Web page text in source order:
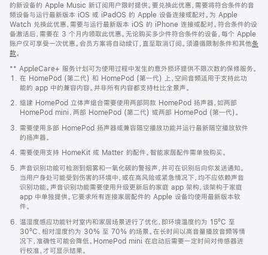
页
脚
的新设备的 Apple Music 新订阅用户限时提供。要兑换此优惠，需要将符合条件的音
频设备与运行最新版本 iOS 或 iPadOS 的 Apple 设备连接或配对。为 Apple
Watch 兑换此优惠，需要与运行最新版本 iOS 的 iPhone 连接或配对。符合条件的设
备激活后，需要在 3 个月内领取此优惠。无论购买多少件符合条件的设备，每个 Apple
账户仅可享受一次优惠。会员方案将自动续订，直至取消订阅。须遵循限制条件和其他条
款。
窗
口
中
打
开)
** AppleCare+ 服务计划可为使用过程中发生的意外损坏提供不限次数的保修服务。
在 HomePod (第二代) 和 HomePod (第一代) 上，空间音频适用于支持此功
能的 app 中的兼容内容。并非所有内容都支持杜比全景声。
组建 HomePod 立体声组合需要使用两部同款 HomePod 扬声器，如两部
HomePod mini、两部 HomePod (第二代) 或两部 HomePod (第一代)。
需要使用多部 HomePod 扬声器或兼容隔空播放功能并运行最新隔空播放软件
的扬声器。
需要使用支持 HomeKit 或 Matter 的配件。智能家居配件需单独购买。
声音识别功能可检测到烟雾和一氧化碳的警报声，并可在识别后向你发送通知。
当用户身处可能受到伤害的环境中，或在高风险或紧急情况下，均不应依赖声音
识别功能。声音识别功能需要使用升级更新后的家庭 app 架构，该架构于家庭
app 中单独提供。它要求所有连接家居配件的 Apple 设备均使用最新版本软
件。
温湿度感应功能针对室内和家居场景进行了优化，即环境温度约为 15ºC 至
30ºC、相对湿度约为 30% 至 70% 的场景。在长时间以高音量播放音频等情
况下，准确性可能会降低。HomePod mini 在启动后需要一定时间对传感器进
行校准，才可显示结果。